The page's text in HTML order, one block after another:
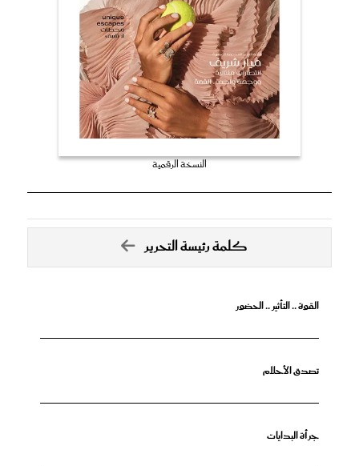
النسخة الرقمية
كلمة رئيسة التحرير
القوة .. التأثير .. الحضور
تصدق الأحلام
جرأة البدايات